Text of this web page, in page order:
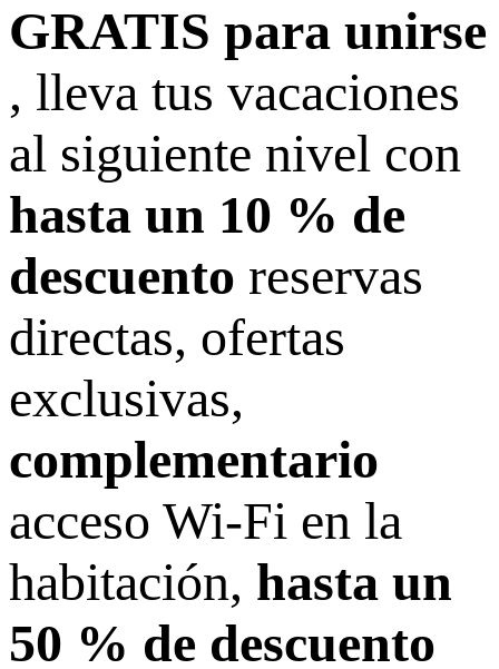
GRATIS para unirse
, lleva tus vacaciones
al siguiente nivel con
hasta un 10 % de
descuento reservas
directas, ofertas
exclusivas,
complementario
acceso Wi-Fi en la
habitación, hasta un
50 % de descuento